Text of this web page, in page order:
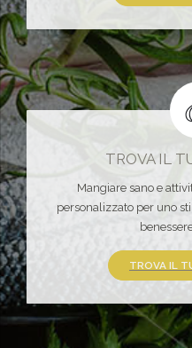
TROVA IL
Mangiare sano e
personalizzato per uno
TROVA IL